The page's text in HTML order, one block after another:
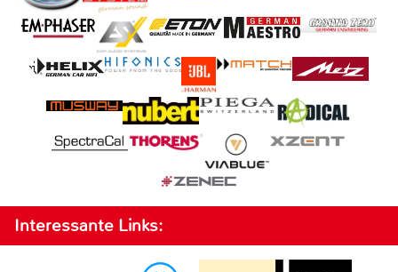
Interessante Links: